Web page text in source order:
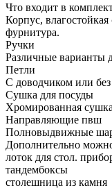
Что входит в
Корпус,
фурнитура.
Ручки
Различные варианты
Петли
С доводчиком или
Сушка для посуды
Хромированная
Направляющие пвш
Полновыдвижные
Дополнительно
лоток для стол.
тандембоксы
столешница из камня